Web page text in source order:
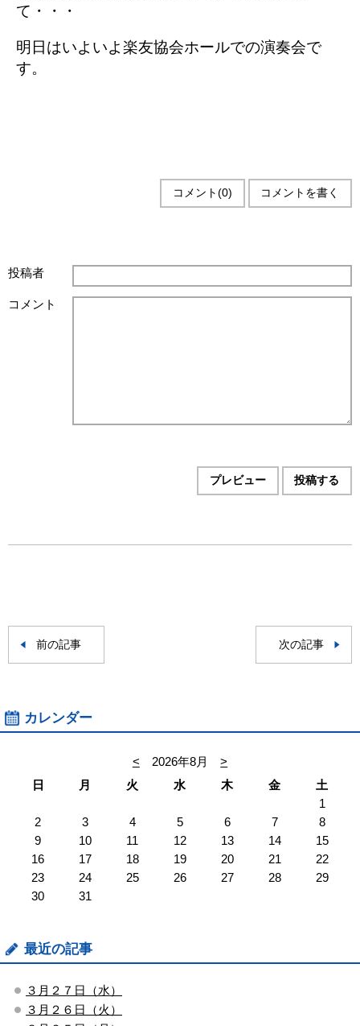
て・・・
明日はいよいよ楽友協会ホールでの演奏会で
す。
コメント(0) コメントを書く
投稿者
コメント
前の記事 次の記事
カレンダー
< 2026年8月
>
日
月 火 水 木 金
土
1
2
3 4 5 6 7
8
9
10 11 12 13 14
15
16
17 18 19 20 21
22
23
24 25 26 27 28
29
30
31
最近の記事
３月２７日（水）
３月２６日（火）